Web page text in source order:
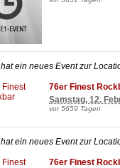
hat ein neues Event zur
76er Finest
Samstag, 12.
vor 5659 Tagen
hat ein neues Event zur
76er Finest